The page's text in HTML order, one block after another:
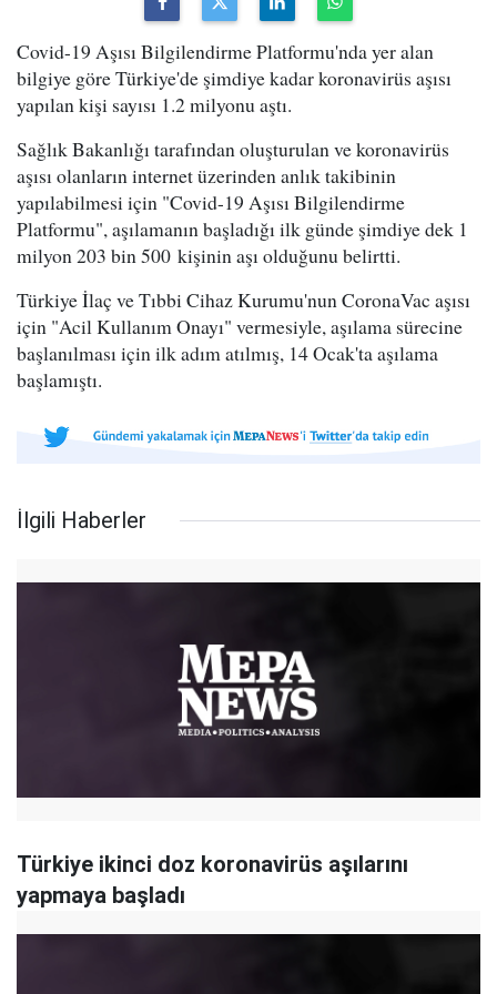
Covid-19 Aşısı Bilgilendirme Platformu'nda yer alan
bilgiye göre Türkiye'de şimdiye kadar koronavirüs aşısı
yapılan kişi sayısı 1.2 milyonu aştı.
Sağlık Bakanlığı tarafından oluşturulan ve koronavirüs
aşısı olanların internet üzerinden anlık takibinin
yapılabilmesi için "Covid-19 Aşısı Bilgilendirme
Platformu", aşılamanın başladığı ilk günde şimdiye dek 1
milyon 203 bin 500 kişinin aşı olduğunu belirtti.
Türkiye İlaç ve Tıbbi Cihaz Kurumu'nun CoronaVac aşısı
için "Acil Kullanım Onayı" vermesiyle, aşılama sürecine
başlanılması için ilk adım atılmış, 14 Ocak'ta aşılama
başlamıştı.
İlgili Haberler
Türkiye ikinci doz koronavirüs aşılarını
yapmaya başladı